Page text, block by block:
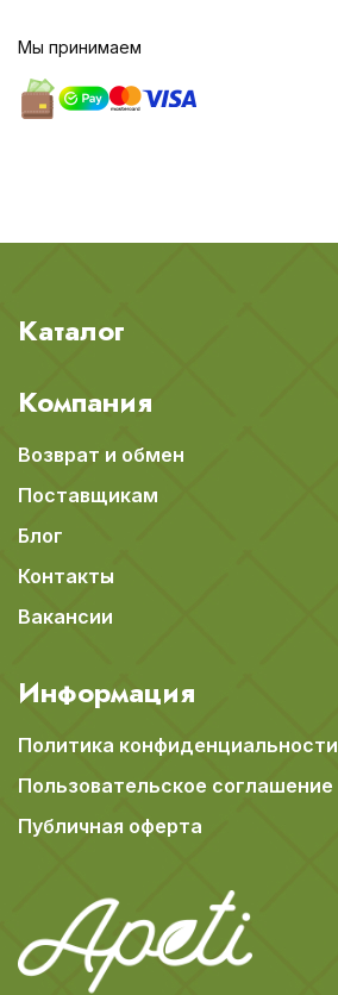
Мы принимаем
Каталог
Компания
Возврат и обмен
Поставщикам
Блог
Контакты
Вакансии
Информация
Политика конфиденциальности
Пользовательское соглашение
Публичная оферта